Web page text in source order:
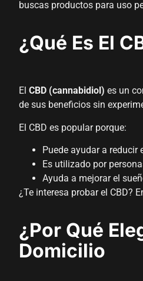
buscas productos para uso
¿Qué Es El
El CBD (cannabidiol) es un
de sus beneficios sin
El CBD es popular porque:
Puede ayudar a reducir
Es utilizado por
Ayuda a mejorar el
¿Te interesa probar el CBD?
¿Por Qué
Domicilio